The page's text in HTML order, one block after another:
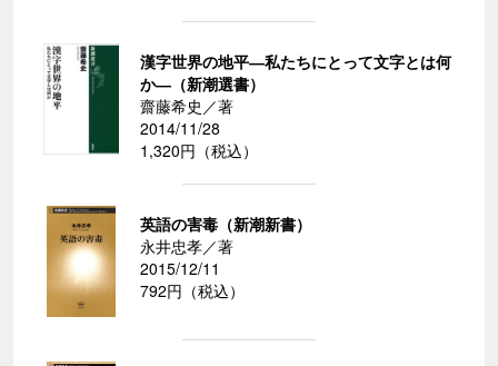
漢字世界の地平―私たちにとって文字とは何
か―（新潮選書）
齋藤希史／著
2014/11/28
1,320円（税込）
英語の害毒（新潮新書）
永井忠孝／著
2015/12/11
792円（税込）